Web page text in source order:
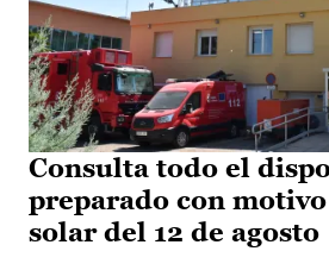
Consulta todo el
preparado con
solar del 12 de agosto